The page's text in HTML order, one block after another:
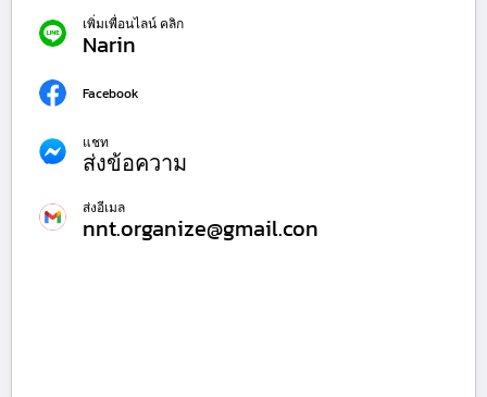
เพิ่มเพื่อนไลน์ คลิก
Narin
Facebook
แชท
ส่งข้อความ
ส่งอีเมล
nnt.organize@gmail.con